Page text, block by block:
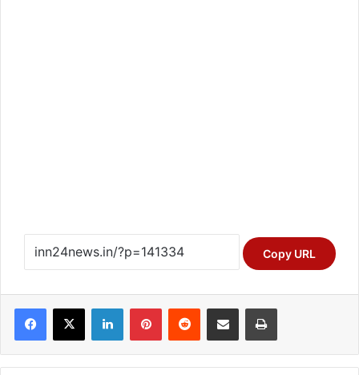
Copy URL
Facebook
X LinkedInPinterestReddit Share via Email Print